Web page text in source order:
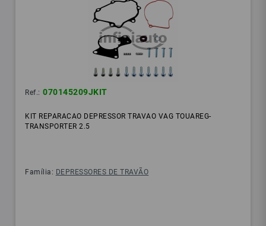
Ref.: 070145209JKIT
KIT REPARACAO DEPRESSOR TRAVAO VAG TOUAREG-
TRANSPORTER 2.5
Família: DEPRESSORES DE TRAVÃO